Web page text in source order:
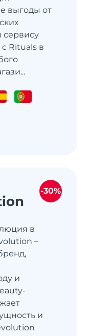
выгоды от
сервису
Rituals в
в
–
и
и
-30%